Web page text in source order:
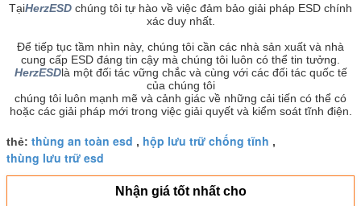
TạiHerzESD chúng tôi tự hào về việc đảm bảo giải pháp ESD chính
xác duy nhất.
Để tiếp tục tầm nhìn này, chúng tôi cần các nhà sản xuất và nhà
cung cấp ESD đáng tin cậy mà chúng tôi luôn có thể tin tưởng.
HerzESDlà một đối tác vững chắc và cùng với các đối tác quốc tế
của chúng tôi
chúng tôi luôn mạnh mẽ và cảnh giác về những cải tiến có thể có
hoặc các giải pháp mới trong việc giải quyết và kiểm soát tĩnh điện.
thẻ: thùng an toàn esd , hộp lưu trữ chống tĩnh ,
thùng lưu trữ esd
Nhận giá tốt nhất cho